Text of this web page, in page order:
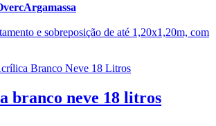
e sobreposição de até 1,20x1,20m, com
branco neve 18 litros